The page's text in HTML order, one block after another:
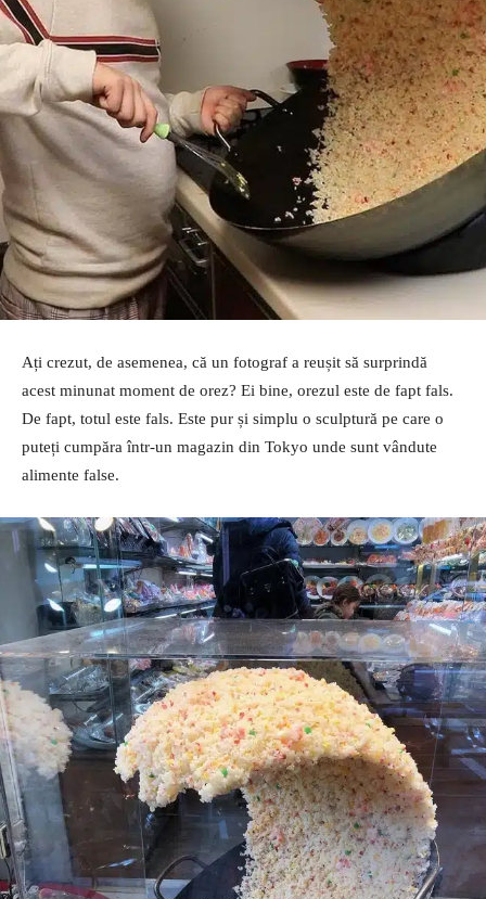
Ați crezut, de asemenea, că un fotograf a reușit să surprindă
acest minunat moment de orez? Ei bine, orezul este de fapt fals.
De fapt, totul este fals. Este pur și simplu o sculptură pe care o
puteți cumpăra într-un magazin din Tokyo unde sunt vândute
alimente false.